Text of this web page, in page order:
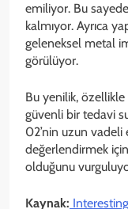
emiliyor. Bu
kalmıyor. Ayrıca
geleneksel metal
görülüyor.
Bu yenilik, özellikle
güvenli bir tedavi
02’nin uzun vadeli
değerlendirmek
olduğunu
Kaynak: